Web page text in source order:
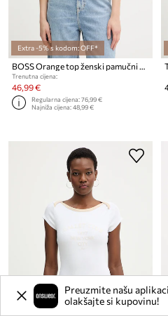
Extra -5% s kodom: OFF*
Trenutna cijena:
46,99 €
Regularna cijena:76,99 €
Najniža cijena:48,99 €
Preuzmite našu
olakšajte si kupovinu!